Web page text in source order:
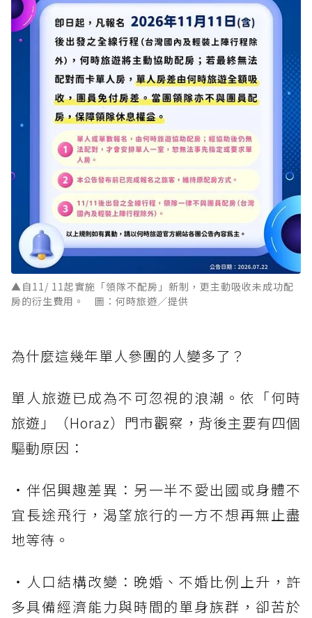
▲自11/ 11起實施「領隊不配房」新制，更主動吸收未成功配
房的衍生費用。 圖：何時旅遊／提供
為什麼這幾年單人參團的人變多了？
單人旅遊已成為不可忽視的浪潮。依「何時
旅遊」（Horaz）門市觀察，背後主要有四個
驅動原因：
・伴侶興趣差異：另一半不愛出國或身體不
宜長途飛行，渴望旅行的一方不想再無止盡
地等待。
・人口結構改變：晚婚、不婚比例上升，許
多具備經濟能力與時間的單身族群，卻苦於